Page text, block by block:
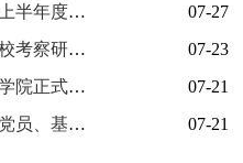
我校召开全体教职工大会暨上半年度工作总结大会
07-27
山东师范大学研究生院来我校考察研究生实习实践基地建设
07-23
德州工程职业学院国防教育学院正式成立！
07-21
实干争先显担当！我校多名党员、基层党组织获市级表彰！
07-21